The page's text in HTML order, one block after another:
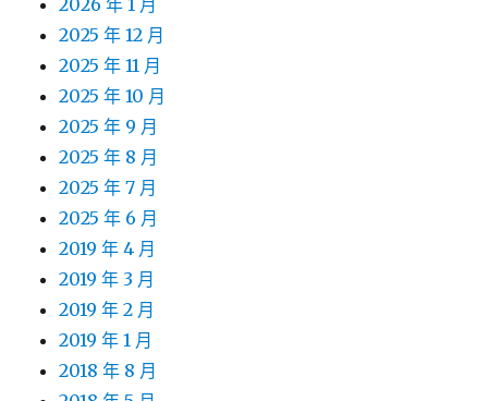
2026 年 1 月
2025 年 12 月
2025 年 11 月
2025 年 10 月
2025 年 9 月
2025 年 8 月
2025 年 7 月
2025 年 6 月
2019 年 4 月
2019 年 3 月
2019 年 2 月
2019 年 1 月
2018 年 8 月